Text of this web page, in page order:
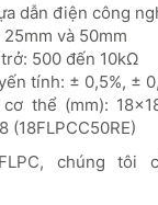
dẫn điện công
và 50mm
500 đến 10kΩ
tính: ± 0,5%, ±
thể (mm):
(18FLPCC50RE)
chúng tôi